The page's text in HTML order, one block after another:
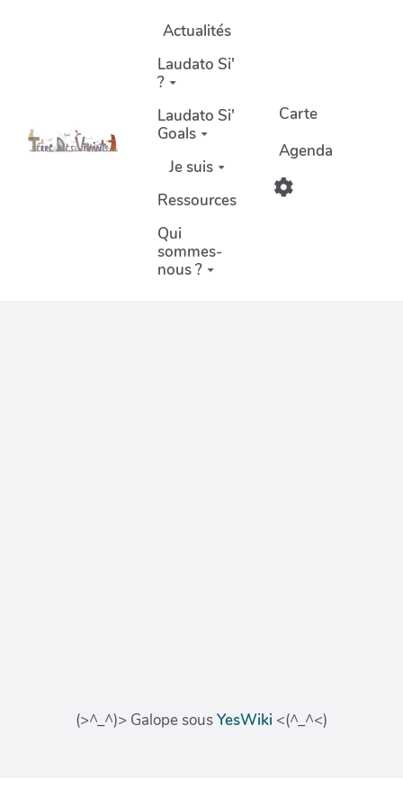
Aller au contenu principalActualités
Laudato Si'
?
Laudato Si'
Goals
Je suis
Ressources
Qui
sommes-
nous ?
Carte
Agenda
(>^_^)> Galope sousYesWiki <(^_^<)